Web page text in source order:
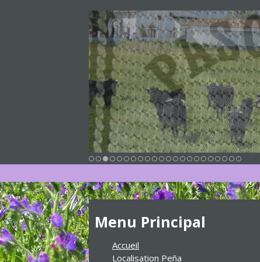
Menu Principal
Accueil
Localisation Peña